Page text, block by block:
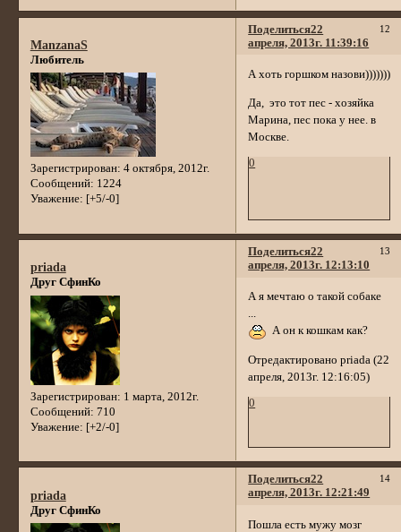
Поделиться 12
22
апреля, 2013г. 11:39:16
ManzanaS
Любитель
Зарегистрирован: 4 октября, 2012г.
Сообщений: 1224
Уважение: [+5/-0]
А хоть горшком назови)))))))
Да, это тот пес - хозяйка
Марина, пес пока у нее. в
Москве.
0
Поделиться 13
22
апреля, 2013г. 12:13:10
priada
Друг СфинКо
Зарегистрирован: 1 марта, 2012г.
Сообщений: 710
Уважение: [+2/-0]
А я мечтаю о такой собаке
...
А он к кошкам как?
Отредактировано priada (22
апреля, 2013г. 12:16:05)
0
Поделиться 14
22
апреля, 2013г. 12:21:49
priada
Друг СфинКо
Пошла есть мужу мозг